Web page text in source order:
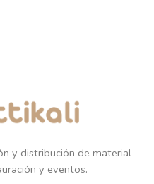
y distribución de material
y eventos.